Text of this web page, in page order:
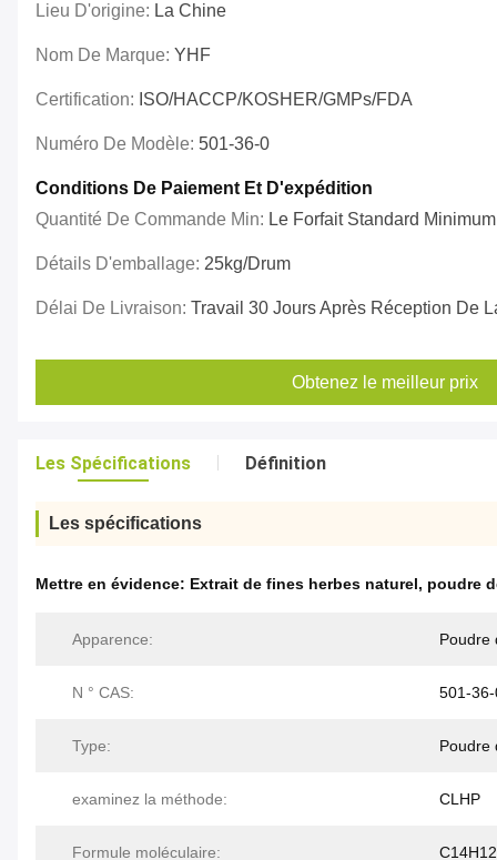
Lieu D'origine: La Chine
Nom De Marque: YHF
Certification: ISO/HACCP/KOSHER/GMPs/FDA
Numéro De Modèle: 501-36-0
Conditions De Paiement Et D'expédition
Quantité De Commande Min: Le Forfait Standard
Détails D'emballage: 25kg/drum
Délai De Livraison: Travail 30 Jours Après Réception De
Obtenez le meilleur prix
Les Spécifications Définition
Les spécifications
Mettre en évidence: Extrait de fines herbes naturel, poudre
Apparence: Poudre
N ° CAS: 501-
Type: Poudre
examinez la méthode: CLHP
Formule moléculaire: